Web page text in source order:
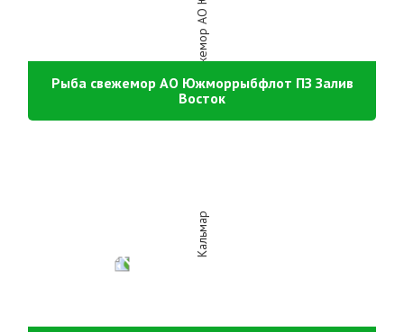
Рыба свежемор АО Южморрыбфлот ПЗ Залив
Восток